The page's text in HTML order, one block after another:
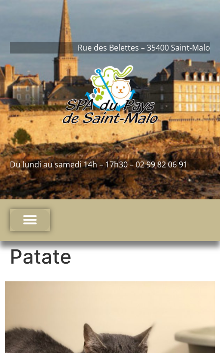
Rue des Belettes – 35400 Saint-Malo
Du lundi au samedi 14h – 17h30 – 02 99 82 06 91
Patate